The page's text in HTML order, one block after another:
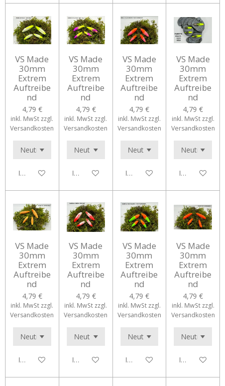
VS Made
30mm
Extrem
Auftreibe
nd
4,79 €
inkl. MwSt zzgl.
Versandkosten
In den Warenkorb
VS Made
30mm
Extrem
Auftreibe
nd
4,79 €
inkl. MwSt zzgl.
Versandkosten
In den Warenkorb
VS Made
30mm
Extrem
Auftreibe
nd
4,79 €
inkl. MwSt zzgl.
Versandkosten
In den Warenkorb
VS Made
30mm
Extrem
Auftreibe
nd
4,79 €
inkl. MwSt zzgl.
Versandkosten
In den
VS Made
30mm
Extrem
Auftreibe
nd
4,79 €
inkl. MwSt zzgl.
Versandkosten
In den Warenkorb
VS Made
30mm
Extrem
Auftreibe
nd
4,79 €
inkl. MwSt zzgl.
Versandkosten
In den Warenkorb
VS Made
30mm
Extrem
Auftreibe
nd
4,79 €
inkl. MwSt zzgl.
Versandkosten
In den Warenkorb
VS Made
30mm
Extrem
Auftreibe
nd
4,79 €
inkl. MwSt zzgl.
Versandkosten
In den